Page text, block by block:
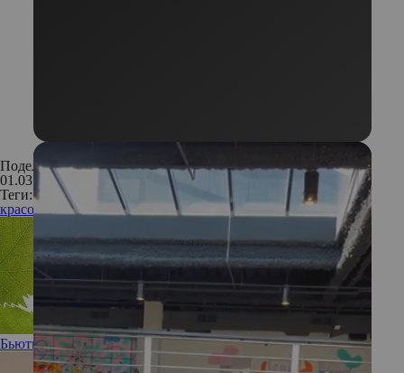
Поделиться:
01.03.2020
Теги:
красота
макияж трендкосметика
Бьюти-помощник: новая эссенция Vinoperfect от Caudalie